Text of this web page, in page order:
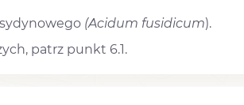
(Acidum fusidicum).
patrz punkt 6.1.